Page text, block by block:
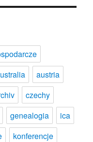
austria
czechy
genealogia
ica
konferencje